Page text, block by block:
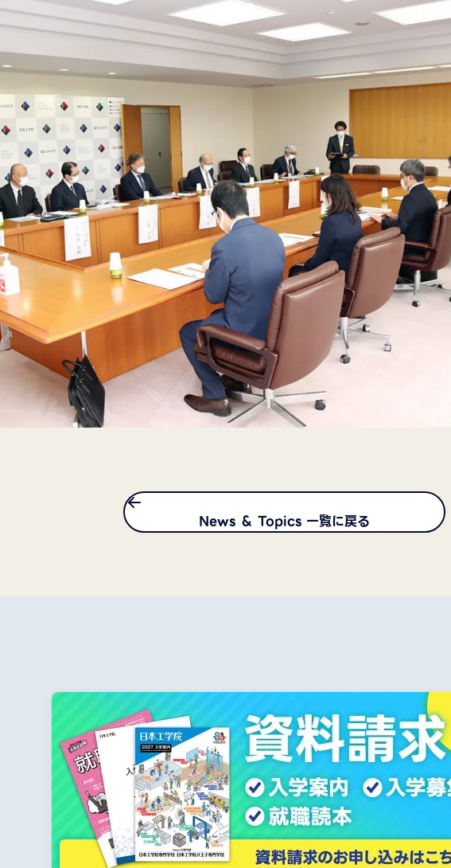
News ＆ Topics 一覧に戻る